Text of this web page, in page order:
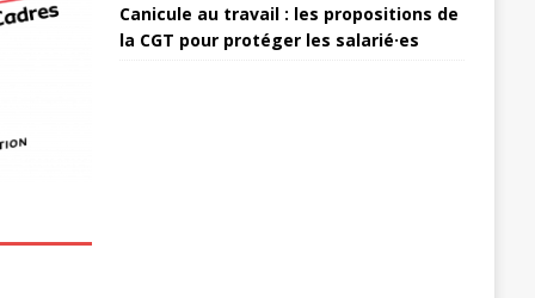
Canicule au travail : les propositions de
la CGT pour protéger les salarié·es